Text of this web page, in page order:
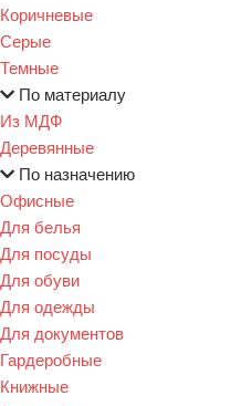
Коричневые
Серые
Темные
По материалу
Из МДФ
Деревянные
По назначению
Офисные
Для белья
Для посуды
Для обуви
Для одежды
Для документов
Гардеробные
Книжные